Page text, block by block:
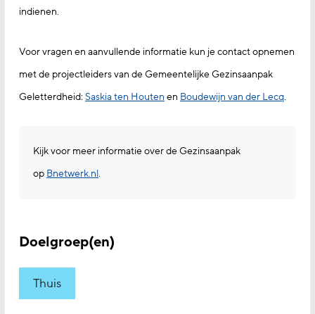
indienen.
Voor vragen en aanvullende informatie kun je contact opnemen
met de projectleiders van de Gemeentelijke Gezinsaanpak
Geletterdheid: Saskia ten Houten en Boudewijn van der Lecq.
Kijk voor meer informatie over de Gezinsaanpak
op Bnetwerk.nl.
Doelgroep(en)
Thuis